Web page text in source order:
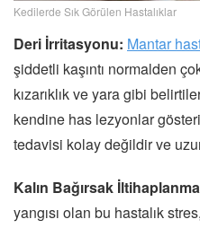
Kedilerde Sık Görülen Hastalıklar
Deri İrritasyonu: Mantar
şiddetli kaşıntı normalden
kızarıklık ve yara gibi
kendine has lezyonlar
tedavisi kolay değildir ve
Kalın Bağırsak
yangısı olan bu hastalık